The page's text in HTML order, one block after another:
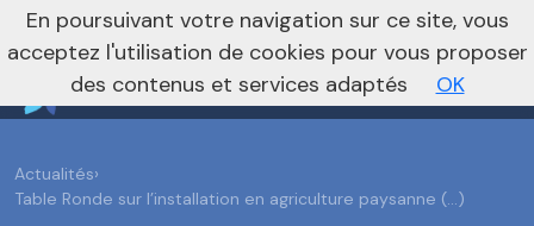
Je m’abonne à la newsletter foncière Vers le site national
Actualités›
Table Ronde sur l’installation en agriculture paysanne (…)
En poursuivant votre navigation sur ce site, vous
acceptez l'utilisation de cookies pour vous proposer
des contenus et services adaptés
OK